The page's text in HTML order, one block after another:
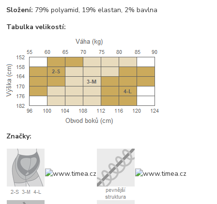
Složení: 79% polyamid, 19% elastan, 2% bavlna
Tabulka velikostí:
Značky: